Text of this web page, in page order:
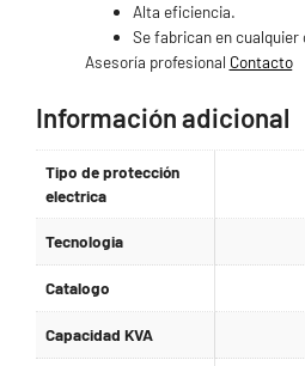
Alta eficiencia.
Se fabrican en
Asesoría profesional Contacto.
Información adicional
Tipo de protección
electrica
Tecnologia
Catalogo
Capacidad KVA